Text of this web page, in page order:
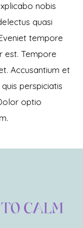
nobis
quasi
tempore
est. Tempore
Accusantium et
perspiciatis
optio